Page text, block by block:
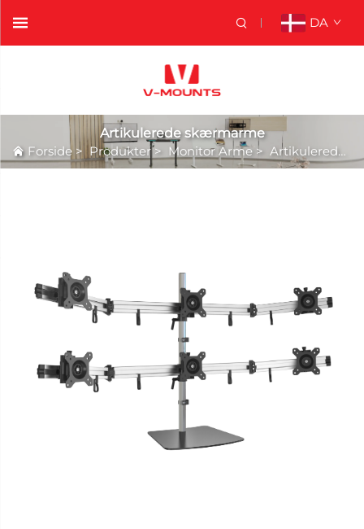
DA
Artikulerede skærmarme
Forside > Produkter> Monitor Arme > Artikulerede skærmarme